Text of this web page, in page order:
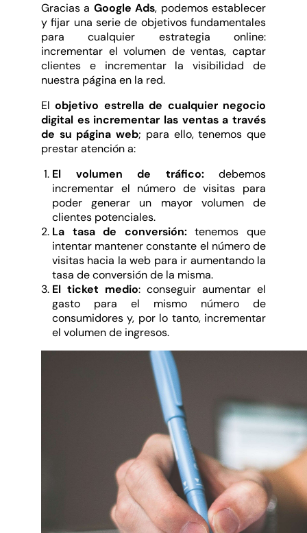
Gracias a Google Ads, podemos establecer
y fijar una serie de objetivos fundamentales
para cualquier estrategia online:
incrementar el volumen de ventas, captar
clientes e incrementar la visibilidad de
nuestra página en la red.
Elobjetivo estrella de cualquier negocio
digital es incrementar las ventas a través
de su página web; para ello, tenemos que
prestar atención a:
El volumen de tráfico:debemos
incrementar el número de visitas para
poder generar un mayor volumen de
clientes potenciales.
La tasa de conversión:tenemos que
intentar mantener constante el número de
visitas hacia la web para ir aumentando la
tasa de conversión de la misma.
El ticket medio: conseguir aumentar el
gasto para el mismo número de
consumidores y, por lo tanto, incrementar
el volumen de ingresos.